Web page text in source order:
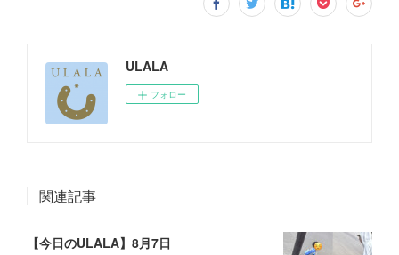
ULALA
フォロー
関連記事
【今日のULALA】8月7日